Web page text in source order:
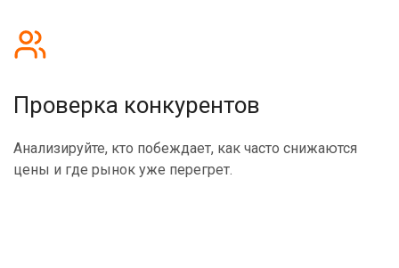
Проверка конкурентов
Анализируйте, кто побеждает, как часто снижаются
цены и где рынок уже перегрет.